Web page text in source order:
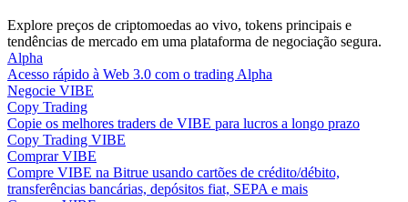
Informação
Análise de big data, incluindo informações comerciais, etc.
Explore preços de criptomoedas ao vivo, tokens principais e
tendências de mercado em uma plataforma de negociação segura.
Alpha
Acesso rápido à Web 3.0 com o trading Alpha
Negocie VIBE
Copy Trading
Copie os melhores traders de VIBE para lucros a longo prazo
Copy Trading VIBE
Comprar VIBE
Compre VIBE na Bitrue usando cartões de crédito/débito,
transferências bancárias, depósitos fiat, SEPA e mais